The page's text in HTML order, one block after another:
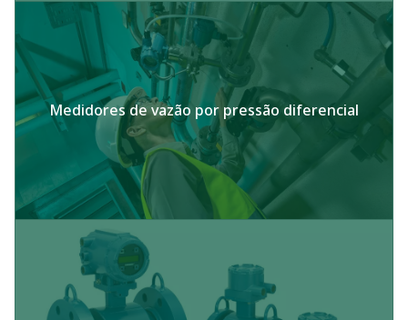
Medidores de vazão por pressão diferencial​